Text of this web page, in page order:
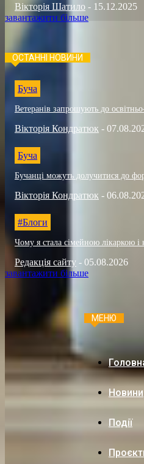
Вікторія Шатило - 15.12.2025
завантажити більше
ОСТАННІ НОВИНИ
Буча
Ветеранів запрошують до
Вікторія Кондратюк -
Буча
Бучанці можуть долучитися до
Вікторія Кондратюк -
#Блоги
Чому я стала сімейною лікаркою і
Редакція сайту - 05.08.2026
завантажити більше
МЕНЮ
Новини
Події